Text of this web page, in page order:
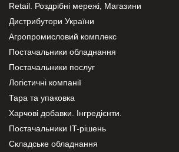
Retail. Роздрібні мережі, Магазини
Дистрибутори України
Агропромисловий комплекс
Постачальники обладнання
Постачальники послуг
Логістичні компанії
Тара та упаковка
Харчові добавки. Інгредієнти.
Постачальники IT-рішень
Складське обладнання